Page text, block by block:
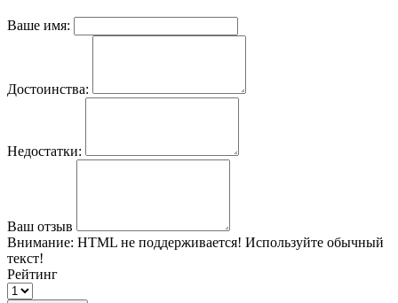
Ваше имя:
Достоинства:
Недостатки:
Ваш отзыв
Внимание: HTML не поддерживается! Используйте обычный
текст!
Рейтинг